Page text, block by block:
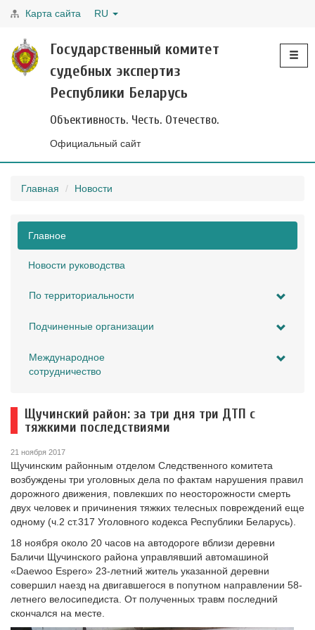
Карта сайта RU
Государственный комитет
судебных экспертиз
Республики Беларусь
Объективность. Честь. Отечество.
Официальный сайт
Главная Новости
Главное
Новости руководства
По территориальности
Подчиненные организации
Международное
сотрудничество
Щучинский район: за три дня три ДТП с
тяжкими последствиями
21 ноября 2017
Щучинским районным отделом Следственного комитета
возбуждены три уголовных дела по фактам нарушения правил
дорожного движения, повлекших по неосторожности смерть
двух человек и причинения тяжких телесных повреждений еще
одному (ч.2 ст.317 Уголовного кодекса Республики Беларусь).
18 ноября около 20 часов на автодороге вблизи деревни
Баличи Щучинского района управлявший автомашиной
«Daewoo Espero» 23-летний житель указанной деревни
совершил наезд на двигавшегося в попутном направлении 58-
летнего велосипедиста. От полученных травм последний
скончался на месте.